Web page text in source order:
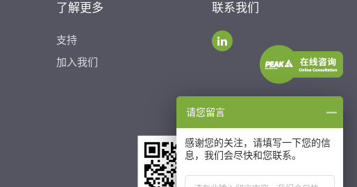
了解更多
支持
加入我们
联系我们
请您留言
感谢您的关注，请填写一下您的信
息，我们会尽快和您联系。